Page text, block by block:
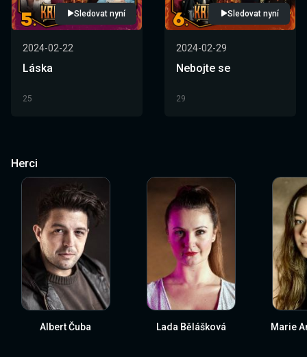
Sledovat nyní
2024-02-22
Láska
25
Sledovat nyní
2024-02-29
Nebojte se
29
Herci
Albert Čuba Lada Bělášková Marie